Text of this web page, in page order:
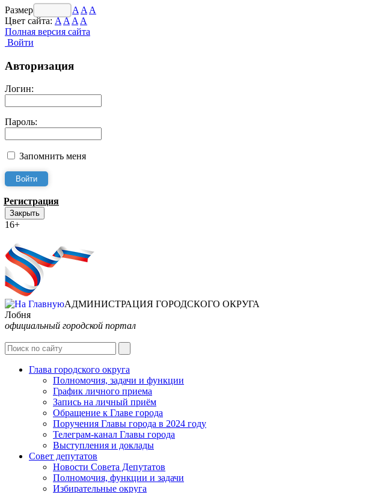
Размер шрифта: A A A
Цвет сайта:AA A A
Полная версия сайта
Войти
Авторизация
Логин:
Пароль:
Запомнить меня
Регистрация
Закрыть
16+
АДМИНИСТРАЦИЯ ГОРОДСКОГО ОКРУГА
Лобня
официальный городской портал
Глава городского округа
Полномочия, задачи и функции
График личного приема
Запись на личный приём
Обращение к Главе города
Поручения Главы города в 2024 году
Телеграм-канал Главы города
Выступления и доклады
Совет депутатов
Новости Совета Депутатов
Полномочия, функции и задачи
Избирательные округа